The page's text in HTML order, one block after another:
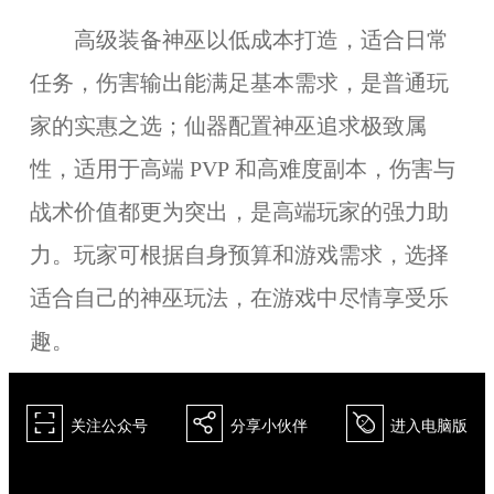
高级装备神巫以低成本打造，适合日常
任务，伤害输出能满足基本需求，是普通玩
家的实惠之选；仙器配置神巫追求极致属
性，适用于高端 PVP 和高难度副本，伤害与
战术价值都更为突出，是高端玩家的强力助
力。玩家可根据自身预算和游戏需求，选择
适合自己的神巫玩法，在游戏中尽情享受乐
趣。
򰀁 关注公众号 򰀂 分享小伙伴 򰀄 进入电脑版